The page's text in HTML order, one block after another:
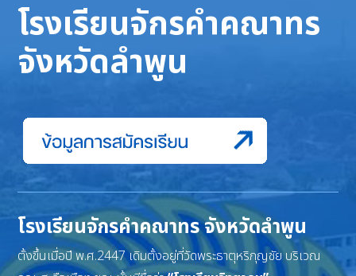
โรงเรียนจักรคำคณาทร
จังหวัดลำพูน
โรงเรียนจักรคำคณาทร จังหวัดลำพูน
ตั้งขึ้นเมื่อปี พ.ศ.2447 เดิมตั้งอยู่ที่วัดพระธาตุหริภุญชัย บริเวณ